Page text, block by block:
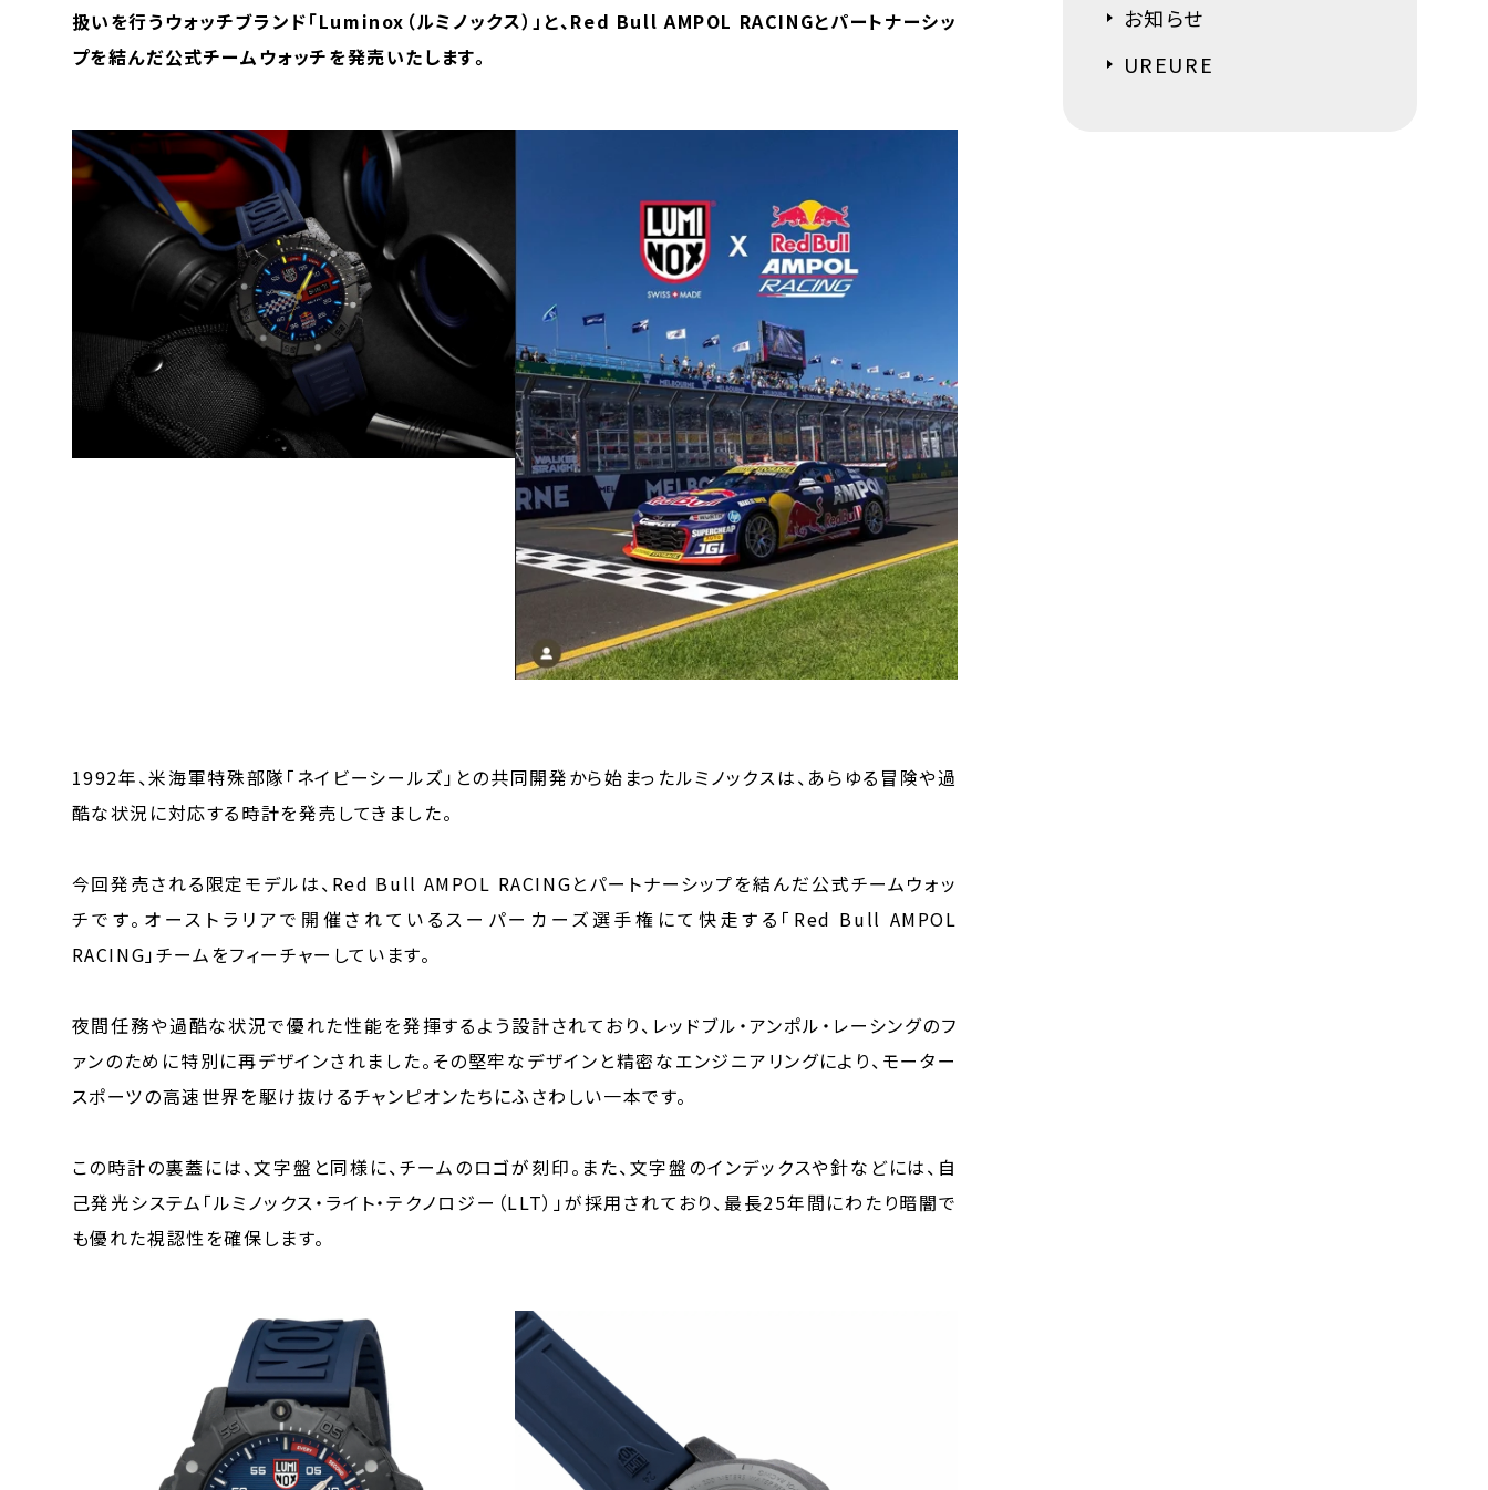
扱いを行うウォッチブランド「Luminox（ルミノックス）」と、Red Bull AMPOL RACINGとパートナーシッ
プを結んだ公式チームウォッチを発売いたします。
1992年、米海軍特殊部隊「ネイビーシールズ」との共同開発から始まったルミノックスは、あらゆる冒険や過
酷な状況に対応する時計を発売してきました。
今回発売される限定モデルは、Red Bull AMPOL RACINGとパートナーシップを結んだ公式チームウォッ
チです。オーストラリアで開催されているスーパーカーズ選手権にて快走する「Red Bull AMPOL
RACING」チームをフィーチャーしています。
夜間任務や過酷な状況で優れた性能を発揮するよう設計されており、レッドブル・アンポル・レーシングのフ
ァンのために特別に再デザインされました。その堅牢なデザインと精密なエンジニアリングにより、モーター
スポーツの高速世界を駆け抜けるチャンピオンたちにふさわしい一本です。
この時計の裏蓋には、文字盤と同様に、チームのロゴが刻印。また、文字盤のインデックスや針などには、自
己発光システム「ルミノックス・ライト・テクノロジー（LLT）」が採用されており、最長25年間にわたり暗闇で
も優れた視認性を確保します。
お知らせ
UREURE